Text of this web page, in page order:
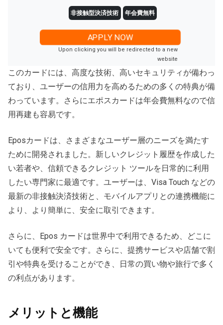
非接触型決済技術 年会費無料
APPLY NOW
Upon clicking you will be redirected to a new
website
このカードには、高度な技術、高いセキュリティが備わっ
ており、ユーザーの信用力を高めるための多くの特典が備
わっています。さらにエポスカードは年会費無料なので信
用再建も容易です。
Eposカードは、さまざまなユーザー層のニーズを満たす
ために開発されました。新しいクレジット履歴を作成した
い若者や、信頼できるクレジット ツールを日常的に利用
したい専門家に最適です。ユーザーは、Visa Touch などの
最新の非接触決済技術と、モバイルアプリとの連携機能に
より、より簡単に、安全に取引できます。
さらに、Epos カードは世界中で利用できるため、どこに
いても便利で安全です。さらに、提携サービスや店舗で割
引や特典を受けることができ、日常の買い物や旅行で多く
の利点があります。
メリットと機能